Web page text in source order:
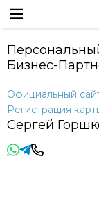
Бизнес-
Официальный
Регистрация
Сергей